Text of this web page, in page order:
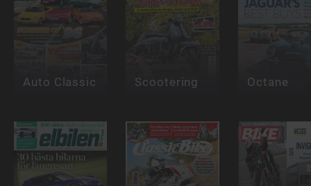
Auto Classic Scootering Octane